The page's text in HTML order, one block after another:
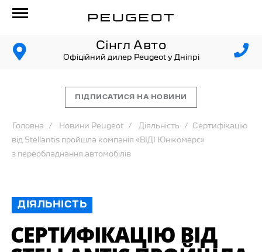
Сінгл Авто
Офіційний дилер Peugeot у Дніпрі
ПІДПИСАТИСЯ НА НОВИНИ
Головна Новини Peugeot Діяльність Сертифікацію
від Stellantis пройшла компанія «ВІДІ Юнікомерс»
з переобладнання автомобілів
ДІЯЛЬНІСТЬ
СЕРТИФІКАЦІЮ ВІД